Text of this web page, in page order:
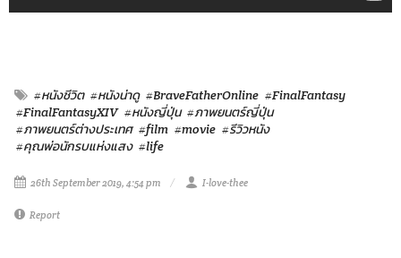
#หนังชีวิต #หนังน่าดู #BraveFatherOnline #FinalFantasy
#FinalFantasyXIV #หนังญี่ปุ่น #ภาพยนตร์ญี่ปุ่น
#ภาพยนตร์ต่างประเทศ #film #movie #รีวิวหนัง
#คุณพ่อนักรบแห่งแสง #life
26th September 2019, 4:54 pm I-love-thee
Report